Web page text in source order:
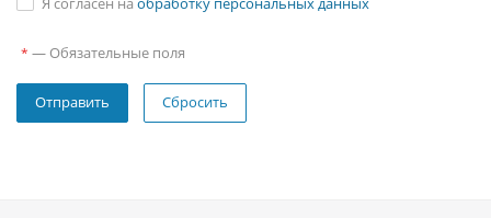
* — Обязательные поля
Сбросить